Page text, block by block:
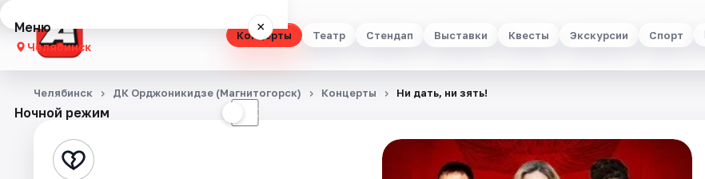
Концерты Театр Стендап Выставки Квесты Экскурсии Спорт
Меню ×
Челябинск
Концерты
Стендап
Ночной режим ☾
Челябинск ДК Орджоникидзе (Магнитогорск) Концерты Ни дать, ни зять!